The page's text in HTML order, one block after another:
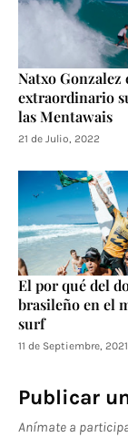
Natxo Gonzalez
extraordinario
las Mentawais
21 de Julio, 2022
El por qué del
brasileño en el
surf
11 de Septiembre, 2021
Publicar
Anímate a